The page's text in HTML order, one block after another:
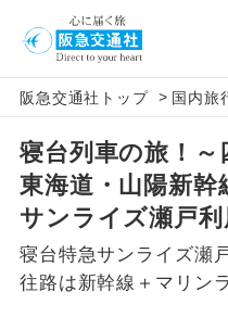
阪急交通社トップ > 国内旅
寝台列車の旅！～
東海道・山陽新幹
サンライズ瀬戸
寝台特急サンライズ瀬
往路は新幹線＋マリン
アイコン
添乗員同行
往路
（駅
現地添乗員同
行
現地
（駅